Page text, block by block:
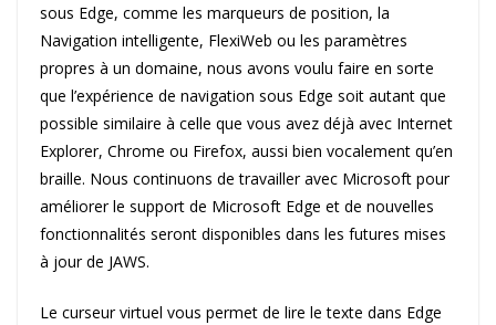
sous Edge, comme les marqueurs de position, la
Navigation intelligente, FlexiWeb ou les paramètres
propres à un domaine, nous avons voulu faire en sorte
que l’expérience de navigation sous Edge soit autant que
possible similaire à celle que vous avez déjà avec Internet
Explorer, Chrome ou Firefox, aussi bien vocalement qu’en
braille. Nous continuons de travailler avec Microsoft pour
améliorer le support de Microsoft Edge et de nouvelles
fonctionnalités seront disponibles dans les futures mises
à jour de JAWS.
Le curseur virtuel vous permet de lire le texte dans Edge